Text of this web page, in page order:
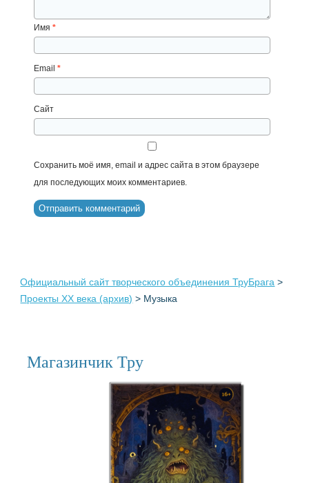
Имя*
Email*
Сайт
Сохранить моё имя, email и адрес сайта в этом браузере
для последующих моих комментариев.
Официальный сайт творческого объединения ТруБрага >
Проекты XX века (архив) > Музыка
Магазинчик Тру